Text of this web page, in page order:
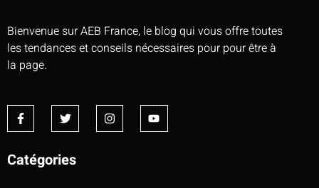
Bienvenue sur AEB France, le blog qui vous offre toutes
les tendances et conseils nécessaires pour pour être à
la page.
Catégories